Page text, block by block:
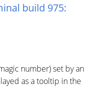
build 975:
number) set by an
as a tooltip in the